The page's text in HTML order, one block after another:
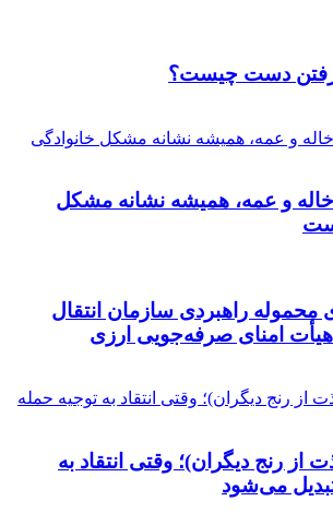
دست چیست؟
و عمه، همیشه نشانه مشکل
راهبردی سازمان انتقال
امنای صرفه‌جویی ارزی
از رنج دیگران)؛ وقتی انتقاد به
می‌شود